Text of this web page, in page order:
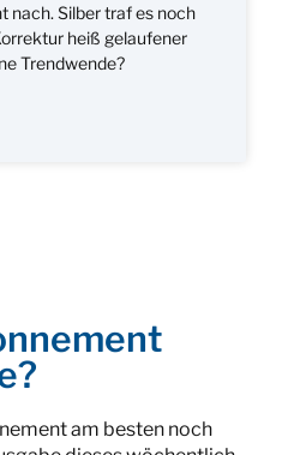
nach. Silber traf es noch
heiß gelaufener
Trendwende?
am besten noch